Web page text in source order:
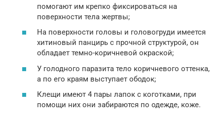
помогают им крепко фиксироваться на
поверхности тела жертвы;
На поверхности головы и головогруди имеется
хитиновый панцирь с прочной структурой, он
обладает темно-коричневой окраской;
У голодного паразита тело коричневого оттенка,
а по его краям выступает ободок;
Клещи имеют 4 пары лапок с коготками, при
помощи них они забираются по одежде, коже.